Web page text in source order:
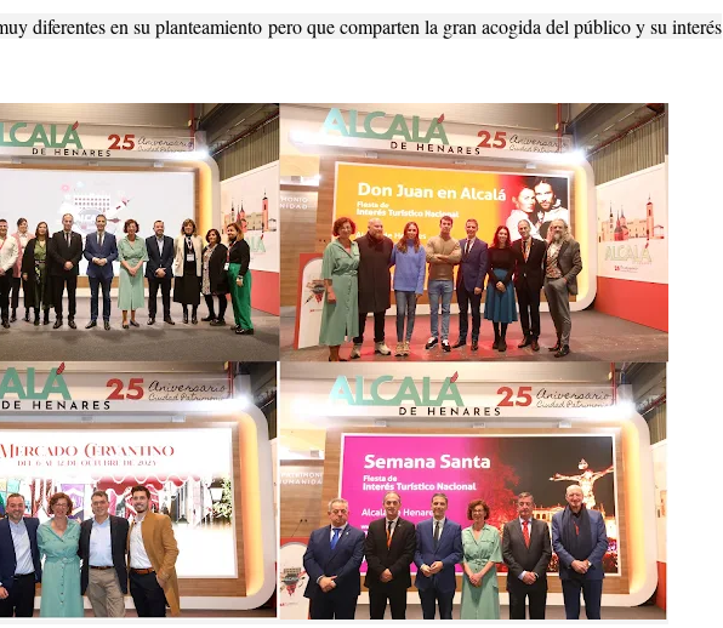
diferentes en su planteamiento pero que comparten la gran acogida del público y su interés